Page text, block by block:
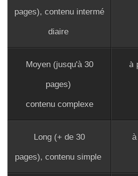
pages), contenu intermé
diaire
Moyen (jusqu'à 30
pages)
contenu complexe
Long (+ de 30
pages), contenu simple
à